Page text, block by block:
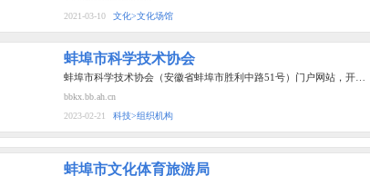
2021-03-10
文化>文化场馆
蚌埠市科学技术协会
蚌埠市科学技术协会（安徽省蚌埠市胜利中路51号）门户网站，开…
bbkx.bb.ah.cn
2023-02-21
科技>组织机构
蚌埠市文化体育旅游局